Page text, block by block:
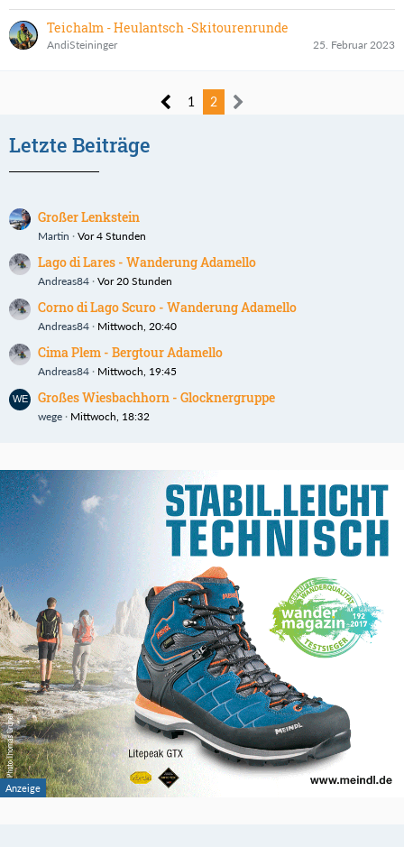
Teichalm - Heulantsch -Skitourenrunde
AndiSteininger 25. Februar 2023
1 2
Letzte Beiträge
Großer Lenkstein
Martin Vor 4 Stunden
Lago di Lares - Wanderung Adamello
Andreas84 Vor 20 Stunden
Corno di Lago Scuro - Wanderung Adamello
Andreas84 Mittwoch, 20:40
Cima Plem - Bergtour Adamello
Andreas84 Mittwoch, 19:45
Großes Wiesbachhorn - Glocknergruppe
wege Mittwoch, 18:32